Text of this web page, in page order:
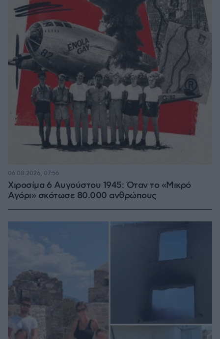
Χιροσίμα 6 Αυγούστου 1945: Όταν το «Μικρό
Αγόρι» σκότωσε 80.000 ανθρώπους
06.08.2026, 07:56